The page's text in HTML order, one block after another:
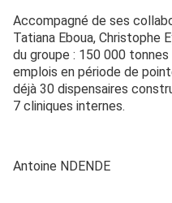
Accompagné de ses
Tatiana Eboua, Christophe
du groupe : 150 000 tonnes
emplois en période de
déjà 30 dispensaires
7 cliniques internes.
Antoine NDENDE